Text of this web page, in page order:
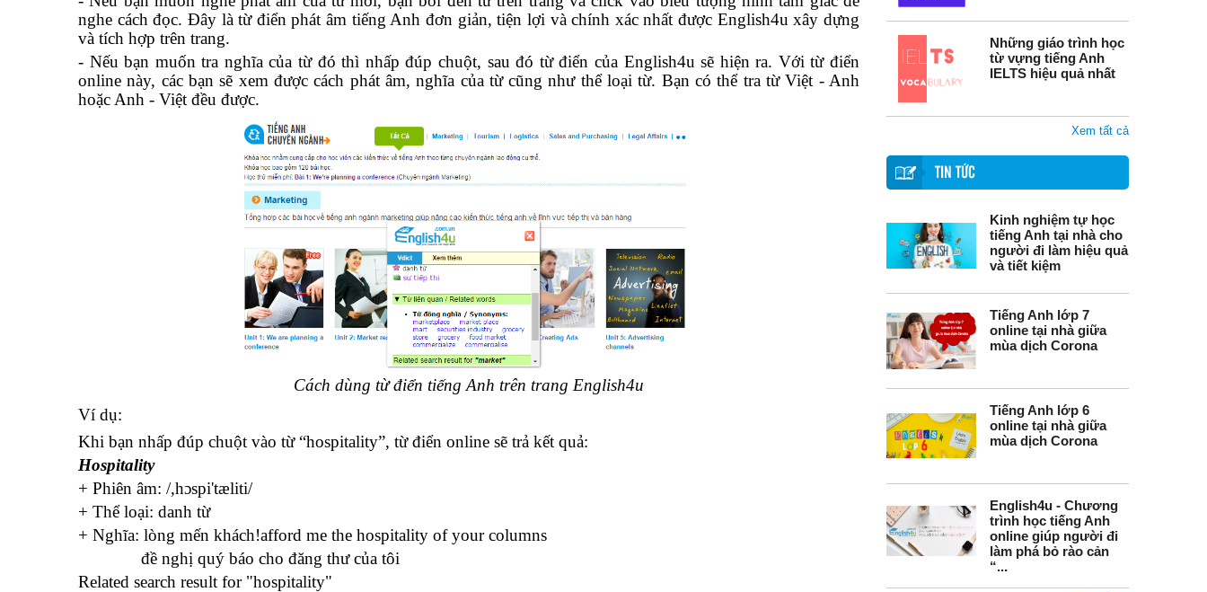
Những giáo trình học
từ vựng tiếng Anh
IELTS hiệu quả nhất
Xem tất cả
TIN TỨC
Kinh nghiệm tự học
tiếng Anh tại nhà cho
người đi làm hiệu quả
và tiết kiệm
Tiếng Anh lớp 7
online tại nhà giữa
mùa dịch Corona
Tiếng Anh lớp 6
online tại nhà giữa
mùa dịch Corona
English4u - Chương
trình học tiếng Anh
online giúp người đi
làm phá bỏ rào cản
“...
nghe cách đọc. Đây là từ điển phát âm tiếng Anh đơn giản, tiện lợi và chính xác nhất được English4u xây dựng
và tích hợp trên trang.
- Nếu bạn muốn tra nghĩa của từ đó thì nhấp đúp chuột, sau đó từ điển của English4u sẽ hiện ra. Với từ điển
online này, các bạn sẽ xem được cách phát âm, nghĩa của từ cũng như thể loại từ. Bạn có thể tra từ Việt - Anh
hoặc Anh - Việt đều được.
Cách dùng từ điển tiếng Anh trên trang English4u
Ví dụ:
Khi bạn nhấp đúp chuột vào từ “hospitality”, từ điển online sẽ trả kết quả:
Hospitality
+ Phiên âm: /,hɔspi'tæliti/
+ Thể loại: danh từ
+ Nghĩa: lòng mến khách!afford me the hospitality of your columns
đề nghị quý báo cho đăng thư của tôi
Related search result for "hospitality"